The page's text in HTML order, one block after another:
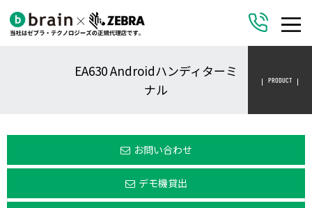
EA630 Androidハンディターミ
ナル
PRODUCT
お問い合わせ
デモ機貸出